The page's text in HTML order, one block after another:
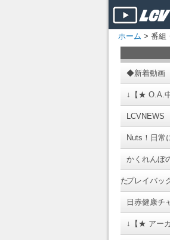
ホーム > 番組
◆新着動画
↓【★ O.A.
LCVNEWS
Nuts！日常
かくれんぼ
たプレイバッ
日赤健康チ
↓【★ アー